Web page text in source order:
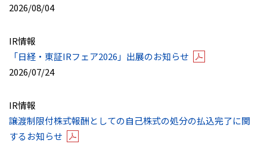
2026/08/04
IR情報
「日経・東証IRフェア2026」出展のお知らせ
2026/07/24
IR情報
譲渡制限付株式報酬としての自己株式の処分の払込完了に関
するお知らせ